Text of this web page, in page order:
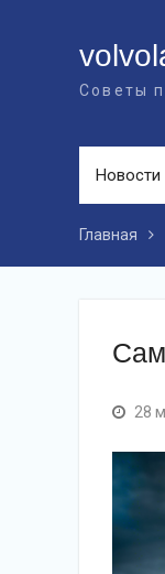
Советы
Новости
Главная
28